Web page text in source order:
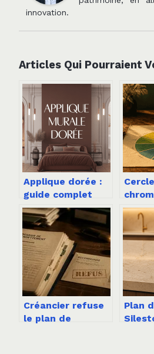
innovation.
Articles Qui Pourraient
Applique dorée :
guide complet
pour choisir un
éclairage chic et
moderne
Cercle
les
vos
Créancier refuse
le plan de
Plan